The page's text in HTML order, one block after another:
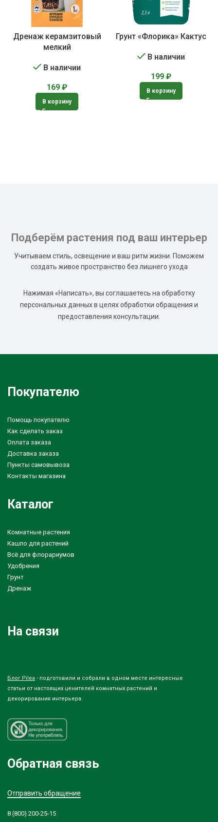
Дренаж керамзитовый
мелкий
В наличии
169 ₽
В корзину
Грунт «Флорика» Кактус
В наличии
199 ₽
В корзину
Подберём растения под ваш интерьер
Учитываем стиль, освещение и ваш ритм жизни. Поможем
создать живое пространство без лишнего ухода
Нажимая «Написать», вы соглашаетесь на обработку
персональных данных в целях обработки обращения и
предоставления консультации.
Покупателю
Помощь покупателю
Как сделать заказ
Оплата заказа
Доставка заказа
Пункты самовывоза
Контакты магазина
Каталог
Комнатные растения
Кашпо для растений
Всё для флорариумов
Удобрения
Грунт
Дренаж
На связи
Блог Pilea - подготовили и собрали в одном месте интересные
статьи от настоящих ценителей комнатных растений и
декорирования интерьера.
Обратная связь
Отправить обращение
8 (800) 200-25-15